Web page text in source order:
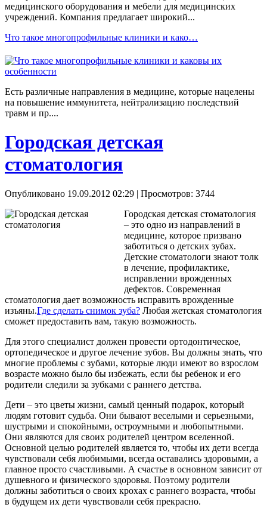
медицинского оборудования и мебели для медицинских
учреждений. Компания предлагает широкий...
Что такое многопрофильные клиники и како…
Есть различные направления в медицине, которые нацелены
на повышение иммунитета, нейтрализацию последствий
травм и пр....
Городская детская
стоматология
Опубликовано 19.09.2012 02:29 | Просмотров: 3744
Городская детская стоматология
– это одно из направлений в
медицине, которое призвано
заботиться о детских зубах.
Детские стоматологи знают толк
в лечение, профилактике,
исправлении врожденных
дефектов. Современная
стоматология дает возможность исправить врожденные
изъяны.Где сделать снимок зуба? Любая жетская стоматология
сможет предоставить вам, такую возможность.
Для этого специалист должен провести ортодонтическое,
ортопедическое и другое лечение зубов. Вы должны знать, что
многие проблемы с зубами, которые люди имеют во взрослом
возрасте можно было бы избежать, если бы ребенок и его
родители следили за зубками с раннего детства.
Дети – это цветы жизни, самый ценный подарок, который
людям готовит судьба. Они бывают веселыми и серьезными,
шустрыми и спокойными, остроумными и любопытными.
Они являются для своих родителей центром вселенной.
Основной целью родителей является то, чтобы их дети всегда
чувствовали себя любимыми, всегда оставались здоровыми, а
главное просто счастливыми. А счастье в основном зависит от
душевного и физического здоровья. Поэтому родители
должны заботиться о своих крохах с раннего возраста, чтобы
в будущем их дети чувствовали себя прекрасно.